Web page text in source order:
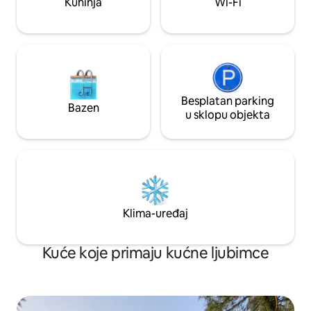
najpopularnijih atrakcija, kafića i
odmor vas čeka!
Bazen
Besplatan parking
u sklopu objekta
Klima-uređaj
Kuće koje primaju kućne ljubimce